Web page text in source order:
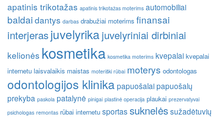
apatinis trikotažas apatinis trikotažas moterims automobiliai
baldai dantys darbas drabužiai moterims finansai
interjerasjuvelyrika juvelyriniai dirbiniai
kelionės kosmetika kosmetika moterims kvepalai kvepalai
internetu laisvalaikis maistas moteriški rūbai moterys odontologas
odontologijos klinika papuošalaipapuošalų
prekyba paskola patalynė pinigai plastinė operacija plaukai prezervatyvai
psichologas remontas rūbai internetu sportassuknelėssužadėtuvių